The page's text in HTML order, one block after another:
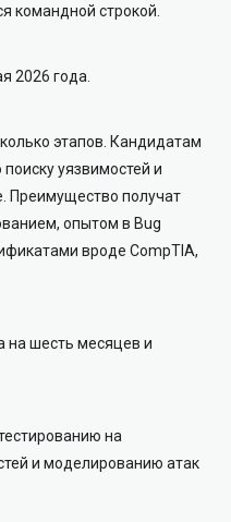
командной строкой.
2026 года.
этапов. Кандидатам
уязвимостей и
Преимущество получат
опытом в Bug
вроде CompTIA,
на шесть месяцев и
на
и моделированию атак